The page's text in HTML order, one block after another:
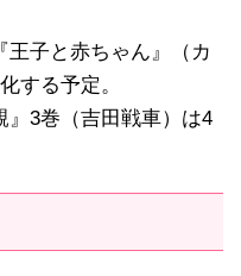
王子と赤ちゃん』（カ
する予定。
』3巻（吉田戦車）は4